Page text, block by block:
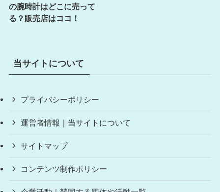
の腕時計はどこに売って
る？販売店はココ！
当サイトについて
プライバシーポリシー
運営者情報｜当サイトについて
サイトマップ
コンテンツ制作ポリシー